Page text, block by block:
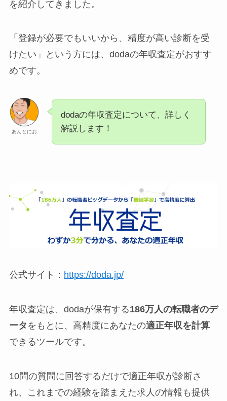
を紹介してきました。
「登録が必要でもいいから、精度が高い診断を受
けたい」という方には、dodaの年収査定がおすす
めです。
あんとにお
dodaの年収査定について、詳しく
解説します！
公式サイト： https://doda.jp/
年収査定は、dodaが保有する186万人の転職者のデ
ータ をもとに、高精度にあなたの適正年収を計算
できるツールです。
10問の質問に回答するだけで適正年収が診断さ
れ、これまでの経験を踏まえた求人の情報も提供